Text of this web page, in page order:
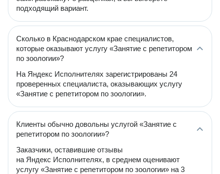
подходящий вариант.
Сколько в Краснодарском крае специалистов,
которые оказывают услугу «Занятие с репетитором
по зоологии»?
На Яндекс Исполнителях зарегистрированы 24
проверенных специалиста, оказывающих услугу
«Занятие с репетитором по зоологии».
Клиенты обычно довольны услугой «Занятие с
репетитором по зоологии»?
Заказчики, оставившие отзывы
на Яндекс Исполнителях, в среднем оценивают
услугу «Занятие с репетитором по зоологии» на 3